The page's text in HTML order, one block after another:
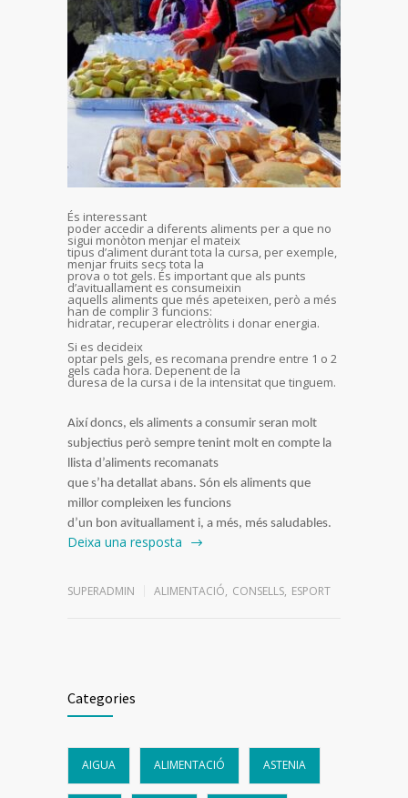
És interessant
poder accedir a diferents aliments per a que no
sigui monòton menjar el mateix
tipus d’aliment durant tota la cursa, per exemple,
menjar fruits secs tota la
prova o tot gels. És important que als punts
d’avituallament es consumeixin
aquells aliments que més apeteixen, però a més
han de complir 3 funcions:
hidratar, recuperar electròlits i donar energia.
Si es decideix
optar pels gels, es recomana prendre entre 1 o 2
gels cada hora. Depenent de la
duresa de la cursa i de la intensitat que tinguem.
Així doncs, els aliments a consumir seran molt
subjectius però sempre tenint molt en compte la
llista d’aliments recomanats
que s’ha detallat abans. Són els aliments que
millor compleixen les funcions
d’un bon avituallament i, a més, més saludables.
Deixa una resposta
SUPERADMIN ALIMENTACIÓ, CONSELLS, ESPORT
Categories
AIGUA ALIMENTACIÓ ASTENIA